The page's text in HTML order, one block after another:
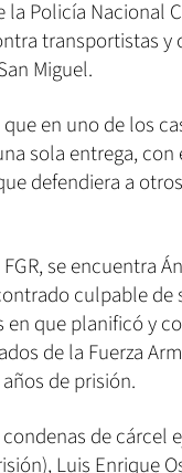
la Policía Nacional
transportistas y
Miguel.
en uno de los
sola entrega,
defendiera a
se encuentra
culpable de
en que planificó y
de la Fuerza
de prisión.
de cárcel
Luis Enrique